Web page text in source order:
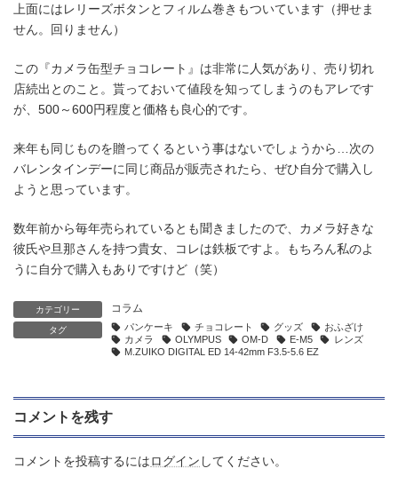
上面にはレリーズボタンとフィルム巻きもついています（押せま
せん。回りません）
この『カメラ缶型チョコレート』は非常に人気があり、売り切れ
店続出とのこと。貰っておいて値段を知ってしまうのもアレです
が、500～600円程度と価格も良心的です。
来年も同じものを贈ってくるという事はないでしょうから…次の
バレンタインデーに同じ商品が販売されたら、ぜひ自分で購入し
ようと思っています。
数年前から毎年売られているとも聞きましたので、カメラ好きな
彼氏や旦那さんを持つ貴女、コレは鉄板ですよ。もちろん私のよ
うに自分で購入もありですけど（笑）
カテゴリー コラム
タグ パンケーキ チョコレート グッズ
おふざけ
カメラ
OLYMPUS OM-D E-M5
レンズ
M.ZUIKO DIGITAL ED 14-42mm F3.5-5.6 EZ
コメントを残す
コメントを投稿するにはログイン してください。